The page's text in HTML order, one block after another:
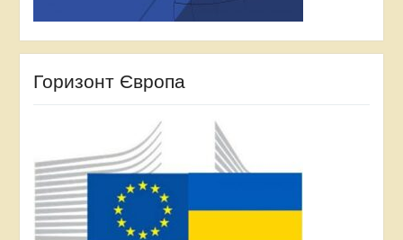
Горизонт Європа